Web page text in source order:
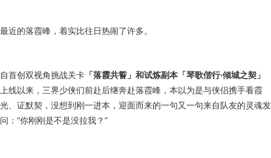
最近的落霞峰，着实比往日热闹了许多。
自首创双视角挑战关卡 「落霞共誓」和试炼副本「琴歌偕行·倾城之契」
上线以来，三界少侠们前赴后继奔赴落霞峰，本以为是与侠侣携手看霞
光、证默契，没想到刚一进本，迎面而来的一句又一句来自队友的灵魂发
问：“你刚刚是不是没拉我？”